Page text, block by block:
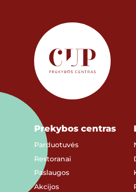
Prekybos centras
Parduotuvės
Restoranai
Paslaugos
Akcijos